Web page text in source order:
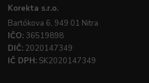
Korekta s.r.o.
Bartókova 6, 949 01 Nitra
IČO: 36519898
DIČ: 2020147349
IČ DPH: SK2020147349